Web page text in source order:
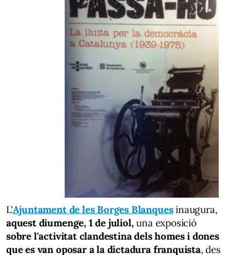
L'Ajuntament de les Borges Blanquesinaugura,
aquest diumenge, 1 de juliol, una exposició
sobre l'activitat clandestina dels homes i dones
que es van oposar a la dictadura franquista, des